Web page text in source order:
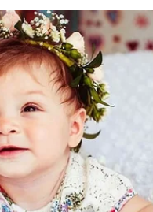
momente dhe